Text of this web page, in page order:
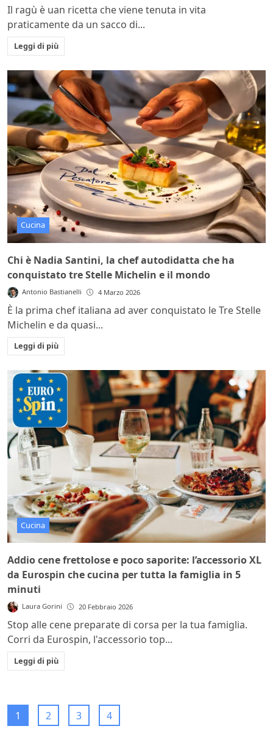
Il ragù è uan ricetta che viene tenuta in vita
praticamente da un sacco di...
Leggi di più
Cucina
Chi è Nadia Santini, la chef autodidatta che ha
conquistato tre Stelle Michelin e il mondo
Antonio Bastianelli 4 Marzo 2026
È la prima chef italiana ad aver conquistato le Tre Stelle
Michelin e da quasi...
Leggi di più
Cucina
Addio cene frettolose e poco saporite: l’accessorio XL
da Eurospin che cucina per tutta la famiglia in 5
minuti
Laura Gorini 20 Febbraio 2026
Stop alle cene preparate di corsa per la tua famiglia.
Corri da Eurospin, l'accessorio top...
Leggi di più
1 2 3 4